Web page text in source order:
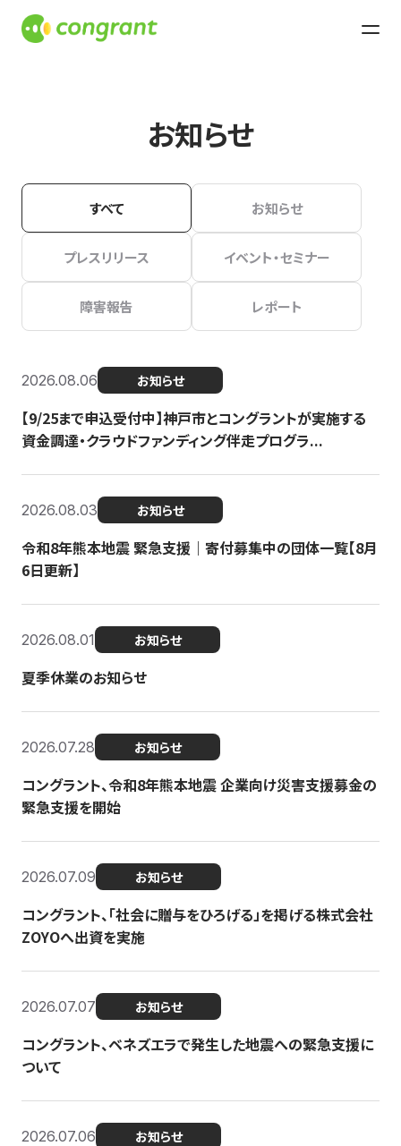
お知らせ
すべて お知らせ
プレスリリース イベント・セミナー
障害報告 レポート
2026.08.06 お知らせ
【9/25まで申込受付中】神戸市とコングラントが実施する
資金調達・クラウドファンディング伴走プログラ...
2026.08.03 お知らせ
令和8年熊本地震 緊急支援｜寄付募集中の団体一覧【8月
6日更新】
2026.08.01 お知らせ
夏季休業のお知らせ
2026.07.28 お知らせ
コングラント、令和8年熊本地震 企業向け災害支援募金の
緊急支援を開始
2026.07.09 お知らせ
コングラント、「社会に贈与をひろげる」を掲げる株式会社
ZOYOへ出資を実施
2026.07.07 お知らせ
コングラント、ベネズエラで発生した地震への緊急支援に
ついて
2026.07.06 お知らせ